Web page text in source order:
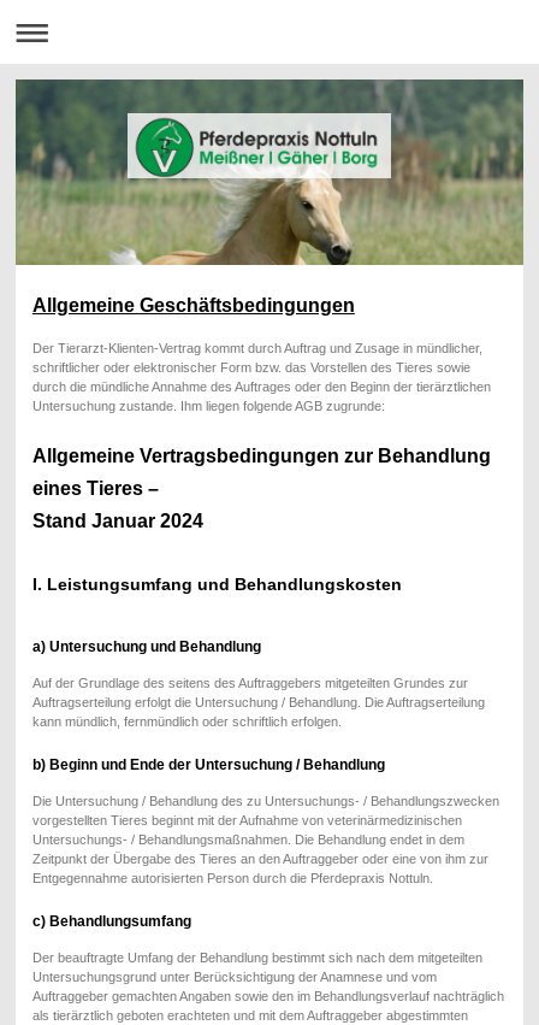
Allgemeine Geschäftsbedingungen
Der Tierarzt-Klienten-Vertrag kommt durch Auftrag und Zusage in mündlicher,
schriftlicher oder elektronischer Form bzw. das Vorstellen des Tieres sowie
durch die mündliche Annahme des Auftrages oder den Beginn der tierärztlichen
Untersuchung zustande. Ihm liegen folgende AGB zugrunde:
Allgemeine Vertragsbedingungen zur Behandlung
eines Tieres –
Stand Januar 2024
I. Leistungsumfang und Behandlungskosten
a) Untersuchung und Behandlung
Auf der Grundlage des seitens des Auftraggebers mitgeteilten Grundes zur
Auftragserteilung erfolgt die Untersuchung / Behandlung. Die Auftragserteilung
kann mündlich, fernmündlich oder schriftlich erfolgen.
b) Beginn und Ende der Untersuchung / Behandlung
Die Untersuchung / Behandlung des zu Untersuchungs- / Behandlungszwecken
vorgestellten Tieres beginnt mit der Aufnahme von veterinärmedizinischen
Untersuchungs- / Behandlungsmaßnahmen. Die Behandlung endet in dem
Zeitpunkt der Übergabe des Tieres an den Auftraggeber oder eine von ihm zur
Entgegennahme autorisierten Person durch die Pferdepraxis Nottuln.
c) Behandlungsumfang
Der beauftragte Umfang der Behandlung bestimmt sich nach dem mitgeteilten
Untersuchungsgrund unter Berücksichtigung der Anamnese und vom
Auftraggeber gemachten Angaben sowie den im Behandlungsverlauf nachträglich
als tierärztlich geboten erachteten und mit dem Auftraggeber abgestimmten